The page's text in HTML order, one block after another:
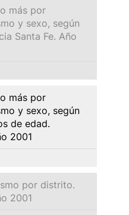
más por
y sexo, según
Santa Fe. Año
más por
y sexo, según
de edad.
2001
por distrito.
2001